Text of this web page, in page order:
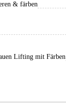
& färben
Lifting mit Färben